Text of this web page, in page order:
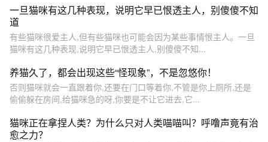
一旦猫咪有这几种表现，说明它早已恨透主人，别傻傻不知
道
有些猫咪很爱主人,但有些猫咪也可能会因为某些事情恨主人。一旦
猫咪有这几种表现,说明它早已恨透主人,别傻傻不知...
养猫久了，都会出现这些“怪现象”，不是忽悠你！
否则猫咪就会一直跟着你,还要在门口等着你,不管是你上厕所,还是
偷偷躲在房间,给猫咪急的呀,你要是不让它进去,它...
猫咪正在拿捏人类？为什么只对人类喵喵叫？呼噜声竟有治
愈之力？